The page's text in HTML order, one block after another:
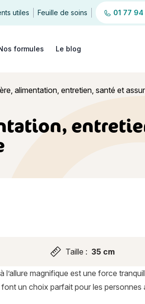
utiles Feuille de soins 01 77
formules Le blog
alimentation, entretien, santé et
et assurance
Taille : 35 cm
magnifique est une force
un choix parfait pour les personnes